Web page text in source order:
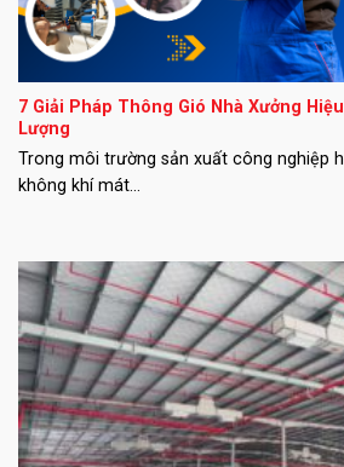
7 Giải Pháp Thông Gió Nhà Xưởng
Lượng
Trong môi trường sản xuất công nghiệp
không khí mát...